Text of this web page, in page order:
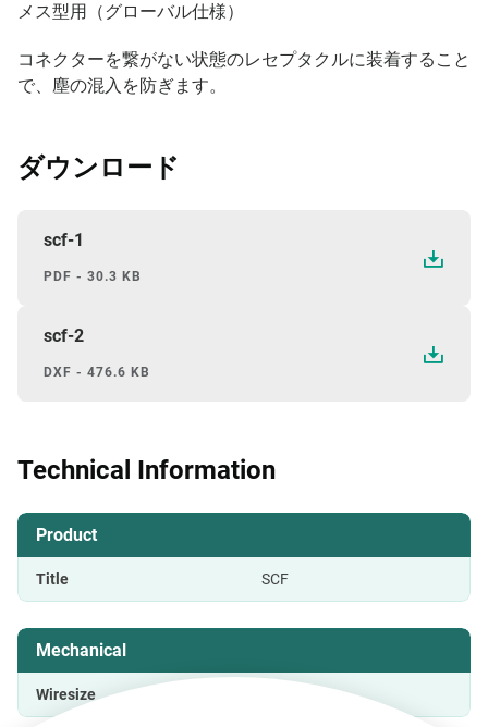
メス型用（グローバル仕様）
コネクターを繋がない状態のレセプタクルに装着すること
で、塵の混入を防ぎます。
ダウンロード
scf-1
PDF - 30.3 KB
scf-2
DXF - 476.6 KB
Technical Information
Product
Title SCF
Mechanical
Wiresize